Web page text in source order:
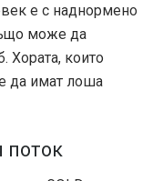
е с наднормено
може да
Хората, които
да имат лоша
поток